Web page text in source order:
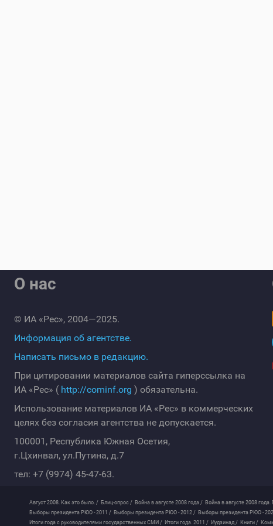
О нас
© ИА «Рес», 2004—2025.
Информация об агентстве.
Написать письмо в редакцию.
При цитировании материалов сайта гиперссылка на
ИА «Рес» ( http://cominf.org ) обязательна.
Использование материалов ИА «Рес» в коммерческих
целях без согласия агентства не допускается.
100001, Республика Южная Осетия,
г.Цхинвал, ул.Путина, д.7
тел: +7 (9974) 45-47-63.
Август 2008. Как это было. / Блиц-опрос / Война в августе 2008 года / Война в августе 2008
Выборы президента РЮО - 2011 / Выборы президента РЮО - 2012 / Выборы президента РЮО -
Итоги года с руководителями государственных СМИ / Итоги года. 2011 / Иудзинад / Книги /